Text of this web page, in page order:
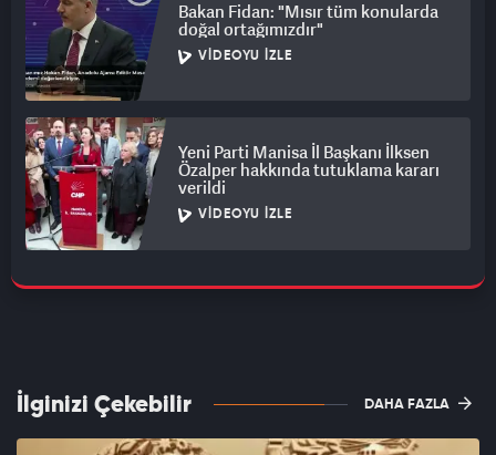
Bakan Fidan: "Mısır tüm konularda
doğal ortağımızdır"
VIDEOYU İZLE
Yeni Parti Manisa İl Başkanı İlksen
Özalper hakkında tutuklama kararı
verildi
VIDEOYU İZLE
İlginizi Çekebilir DAHA FAZLA